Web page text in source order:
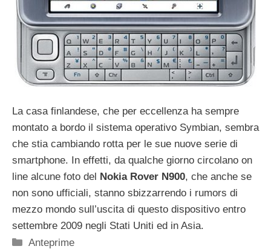
La casa finlandese, che per eccellenza ha sempre
montato a bordo il sistema operativo Symbian, sembra
che stia cambiando rotta per le sue nuove serie di
smartphone. In effetti, da qualche giorno circolano on
line alcune foto del Nokia Rover N900, che anche se
non sono ufficiali, stanno sbizzarrendo i rumors di
mezzo mondo sull’uscita di questo dispositivo entro
settembre 2009 negli Stati Uniti ed in Asia.
Categorie
Anteprime